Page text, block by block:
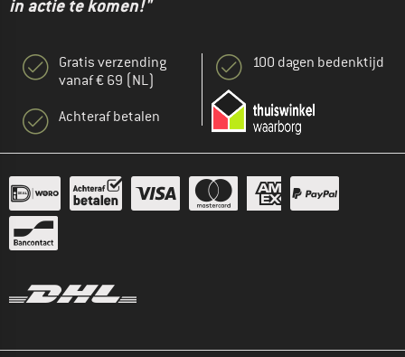
in actie te komen!"
Gratis verzending
vanaf € 69 (NL)
Achteraf betalen
100 dagen bedenktijd